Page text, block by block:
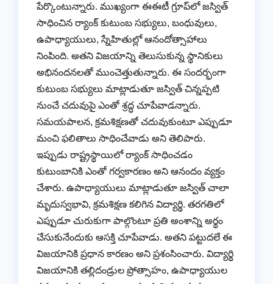
పేర్కొంటున్నారు. ముఖ్యంగా ఈఈటీ గ్రూప్‌లో జస్విత్
సాధించిన ర్యాంక్ కుటుంబ సభ్యులు, బంధువులు,
ఉపాధ్యాయులు, స్నేహితుల్లో ఆనందోత్సాహాలు
నింపింది. అతని విజయాన్ని తెలుసుకున్న స్థానికులు
అభినందనలతో ముంచెత్తుతున్నారు. ఈ సందర్భంగా
కుటుంబ సభ్యులు మాట్లాడుతూ జస్విత్ చిన్నప్పటి
నుంచే చదువుపై ఎంతో శ్రద్ధ చూపేవాడన్నారు.
సమయపాలన, క్రమశిక్షణతో చదువుకుంటూ ఎప్పుడూ
మంచి ఫలితాలు సాధించేవాడు అని తెలిపారు.
ఇప్పుడు రాష్ట్రస్థాయిలో ర్యాంక్ సాధించడం
కుటుంబానికి ఎంతో గర్వకారణం అని ఆనందం వ్యక్తం
చేశారు. ఉపాధ్యాయులు మాట్లాడుతూ జస్విత్ చాలా
మృదుస్వభావి, క్రమశిక్షణ కలిగిన విద్యార్థి. తరగతిలో
ఎప్పుడూ చురుకుగా పాల్గొంటూ ప్రతి అంశాన్ని అర్థం
చేసుకునేందుకు ఆసక్తి చూపేవాడు. అతని పట్టుదలే ఈ
విజయానికి ప్రధాన కారణం అని ప్రశంసించారు. విద్యార్థి
విజయానికి తల్లిదండ్రుల ప్రోత్సాహం, ఉపాధ్యాయుల